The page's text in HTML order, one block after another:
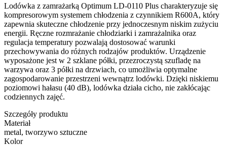
Lodówka z zamrażarką Optimum LD-0110 Plus charakteryzuje się
kompresorowym systemem chłodzenia z czynnikiem R600A, który
zapewnia skuteczne chłodzenie przy jednoczesnym niskim zużyciu
energii. Ręczne rozmrażanie chłodziarki i zamrażalnika oraz
regulacja temperatury pozwalają dostosować warunki
przechowywania do różnych rodzajów produktów. Urządzenie
wyposażone jest w 2 szklane półki, przezroczystą szufladę na
warzywa oraz 3 półki na drzwiach, co umożliwia optymalne
zagospodarowanie przestrzeni wewnątrz lodówki. Dzięki niskiemu
poziomowi hałasu (40 dB), lodówka działa cicho, nie zakłócając
codziennych zajęć.
Szczegóły produktu
Materiał
metal, tworzywo sztuczne
Kolor